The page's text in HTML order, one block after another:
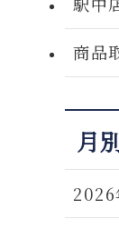
商品
月
2026